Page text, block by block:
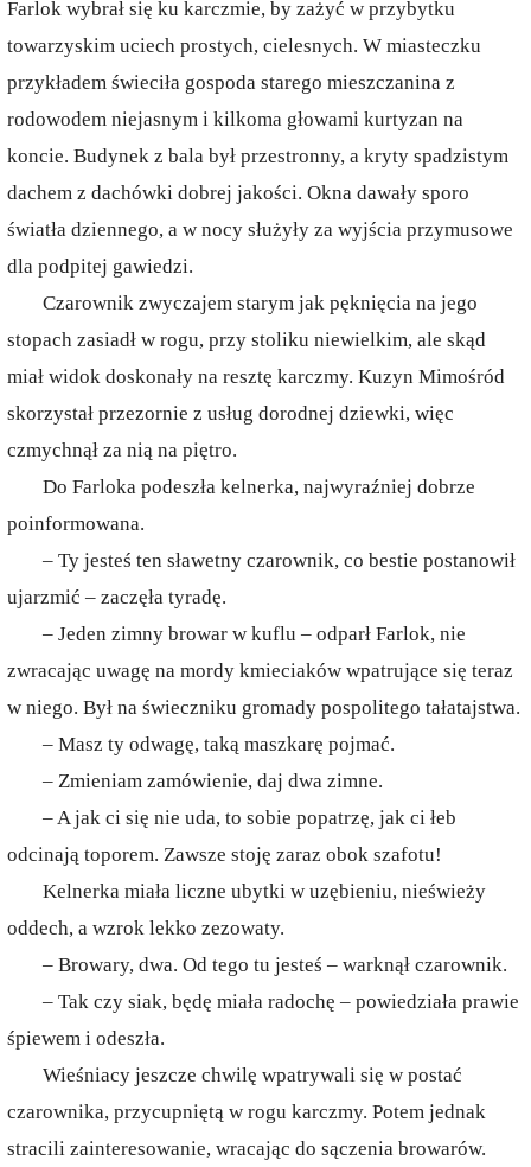
Farlok wybrał się ku karczmie, by zażyć w przybytku
towarzyskim uciech prostych, cielesnych. W miasteczku
przykładem świeciła gospoda starego mieszczanina z
rodowodem niejasnym i kilkoma głowami kurtyzan na
koncie. Budynek z bala był przestronny, a kryty spadzistym
dachem z dachówki dobrej jakości. Okna dawały sporo
światła dziennego, a w nocy służyły za wyjścia przymusowe
dla podpitej gawiedzi.
Czarownik zwyczajem starym jak pęknięcia na jego
stopach zasiadł w rogu, przy stoliku niewielkim, ale skąd
miał widok doskonały na resztę karczmy. Kuzyn Mimośród
skorzystał przezornie z usług dorodnej dziewki, więc
czmychnął za nią na piętro.
Do Farloka podeszła kelnerka, najwyraźniej dobrze
poinformowana.
– Ty jesteś ten sławetny czarownik, co bestie postanowił
ujarzmić – zaczęła tyradę.
– Jeden zimny browar w kuflu – odparł Farlok, nie
zwracając uwagę na mordy kmieciaków wpatrujące się teraz
w niego. Był na świeczniku gromady pospolitego tałatajstwa.
– Masz ty odwagę, taką maszkarę pojmać.
– Zmieniam zamówienie, daj dwa zimne.
– A jak ci się nie uda, to sobie popatrzę, jak ci łeb
odcinają toporem. Zawsze stoję zaraz obok szafotu!
Kelnerka miała liczne ubytki w uzębieniu, nieświeży
oddech, a wzrok lekko zezowaty.
– Browary, dwa. Od tego tu jesteś – warknął czarownik.
– Tak czy siak, będę miała radochę – powiedziała prawie
śpiewem i odeszła.
Wieśniacy jeszcze chwilę wpatrywali się w postać
czarownika, przycupniętą w rogu karczmy. Potem jednak
stracili zainteresowanie, wracając do sączenia browarów.